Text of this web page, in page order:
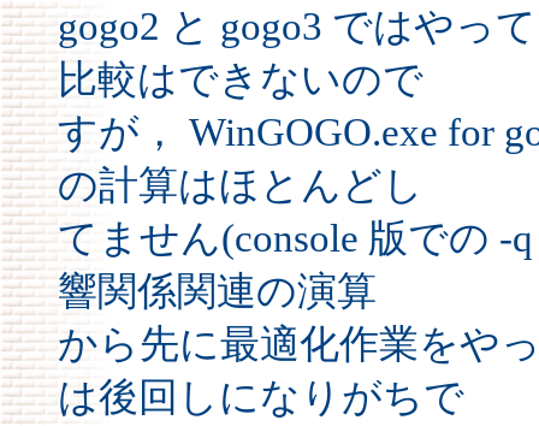
gogo2 と gogo3 ではやっ
比較はできないので
すが， WinGOGO.exe for
の計算はほとんどし
てません(console 版での -
響関係関連の演算
から先に最適化作業をや
は後回しになりがちで